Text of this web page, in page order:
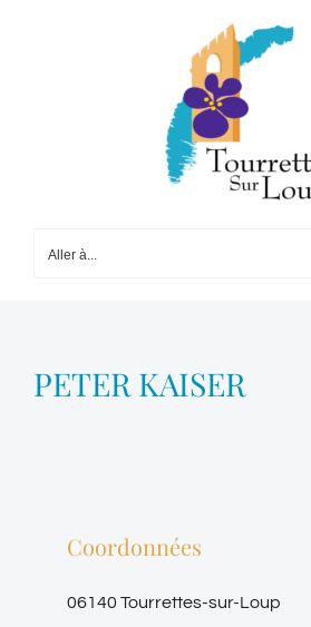
Aller à...
PETER KAISER
Coordonnées
06140 Tourrettes-sur-Loup